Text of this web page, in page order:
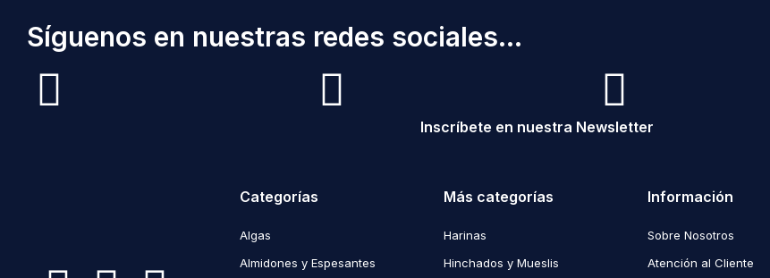
Síguenos en nuestras redes sociales...
Inscríbete en nuestra Newsletter
Categorías
Algas
Almidones y Espesantes
Más categorías
Harinas
Hinchados y Mueslis
Información
Sobre Nosotros
Atención al Cliente